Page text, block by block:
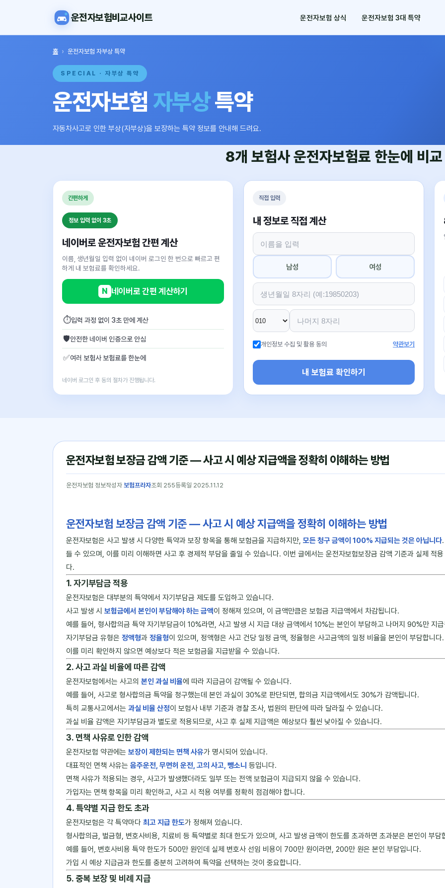
운전자보험비교사이트 운전자보험 상식 운전자보험 3대 특약
홈 › 운전자보험 자부상 특약
SPECIAL · 자부상 특약
운전자보험 자부상특약
자동차사고로 인한 부상(자부상)을 보장하는 특약 정보를 안내해 드려요.
8개 보험사운전자보험료 한눈에 비교
간편하게
정보 입력 없이 3초
네이버로 운전자보험 간편 계산
이름, 생년월일 입력 없이 네이버 로그인 한 번으로 빠르고 편
하게 내 보험료를 확인하세요.
N 네이버로 간편 계산하기
⏱입력 과정 없이 3초 만에 계산
🛡안전한 네이버 인증으로 안심
✅여러 보험사 보험료를 한눈에
네이버 로그인 후 동의 절차가 진행됩니다.
직접 입력
내 정보로 직접 계산
남성 여성
개인정보 수집 및 활용 동의 약관보기
내 보험료 확인하기
운전자보험 보장금 감액 기준 — 사고 시 예상 지급액을 정확히 이해하는 방법
운전자보험 정보작성자 보험프라자조회 255등록일 2025.11.12
운전자보험 보장금 감액 기준 ― 사고 시 예상 지급액을 정확히 이해하는 방법
운전자보험은 사고 발생 시 다양한 특약과 보장 항목을 통해 보험금을 지급하지만, 모든 청구 금액이 100% 지급되는 것은 아닙니다
들 수 있으며, 이를 미리 이해하면 사고 후 경제적 부담을 줄일 수 있습니다. 이번 글에서는 운전자보험보장금 감액 기준과 실제 적
다.
1. 자기부담금 적용
운전자보험은 대부분의 특약에서 자기부담금 제도를 도입하고 있습니다.
사고 발생 시 보험금에서 본인이 부담해야 하는 금액이 정해져 있으며, 이 금액만큼은 보험금 지급액에서 차감됩니다.
예를 들어, 형사합의금 특약 자기부담금이 10%라면, 사고 발생 시 지급 대상 금액에서 10%는 본인이 부담하고 나머지 90%만 지
자기부담금 유형은 정액형과 정율형이 있으며, 정액형은 사고 건당 일정 금액, 정율형은 사고금액의 일정 비율을 본인이 부담합니다.
이를 미리 확인하지 않으면 예상보다 적은 보험금을 지급받을 수 있습니다.
2. 사고 과실 비율에 따른 감액
운전자보험에서는 사고의 본인 과실 비율에 따라 지급금이 감액될 수 있습니다.
예를 들어, 사고로 형사합의금 특약을 청구했는데 본인 과실이 30%로 판단되면, 합의금 지급액에서도 30%가 감액됩니다.
특히 교통사고에서는 과실 비율 산정이 보험사 내부 기준과 경찰 조사, 법원의 판단에 따라 달라질 수 있습니다.
과실 비율 감액은 자기부담금과 별도로 적용되므로, 사고 후 실제 지급액은 예상보다 훨씬 낮아질 수 있습니다.
3. 면책 사유로 인한 감액
운전자보험 약관에는 보장이 제한되는 면책 사유가 명시되어 있습니다.
대표적인 면책 사유는 음주운전, 무면허 운전, 고의 사고, 뺑소니 등입니다.
면책 사유가 적용되는 경우, 사고가 발생했더라도 일부 또는 전액 보험금이 지급되지 않을 수 있습니다.
가입자는 면책 항목을 미리 확인하고, 사고 시 적용 여부를 정확히 점검해야 합니다.
4. 특약별 지급 한도 초과
운전자보험은 각 특약마다 최고 지급 한도가 정해져 있습니다.
형사합의금, 벌금형, 변호사비용, 치료비 등 특약별로 최대 한도가 있으며, 사고 발생 금액이 한도를 초과하면 초과분은 본인이 부담
예를 들어, 변호사비용 특약 한도가 500만 원인데 실제 변호사 선임 비용이 700만 원이라면, 200만 원은 본인 부담입니다.
가입 시 예상 지급금과 한도를 충분히 고려하여 특약을 선택하는 것이 중요합니다.
5. 중복 보장 및 비례 지급